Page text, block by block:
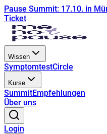
Pause Summit: 17.10. in
Ticket
Wissen
SymptomtestCircle
Kurse
SummitEmpfehlungen
Über uns
Login